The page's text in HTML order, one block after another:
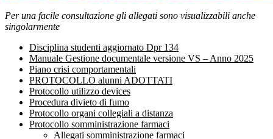
Per una facile consultazione gli allegati sono visualizzabili anche
singolarmente
Disciplina studenti aggiornato Dpr 134
Manuale Gestione documentale versione VS – Anno 2025
Piano crisi comportamentali
PROTOCOLLO alunni ADOTTATI
Protocollo utilizzo devices
Procedura divieto di fumo
Protocollo organi collegiali a distanza
Protocollo somministrazione farmaci
Allegati somministrazione farmaci